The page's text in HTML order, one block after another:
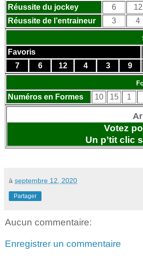
Réussite du jockey
6 12
Réussite de l’entraineur
3 4
Favoris
7
6 12 4 3 9
Numéros en Formes 10 15 1
Votez
Un p’tit clic
à septembre 12, 2020
Partager
Aucun commentaire:
Enregistrer un commentaire